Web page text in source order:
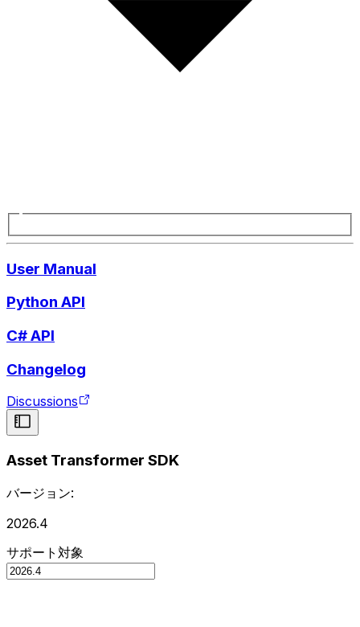
User Manual
Python API
C# API
Changelog
Discussions
Asset Transformer SDK
バージョン:
2026.4
サポート対象